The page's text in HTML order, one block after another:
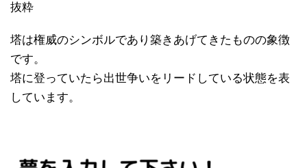
抜粋
塔は権威のシンボルであり築きあげてきたものの象徴
です。
塔に登っていたら出世争いをリードしている状態を表
しています。